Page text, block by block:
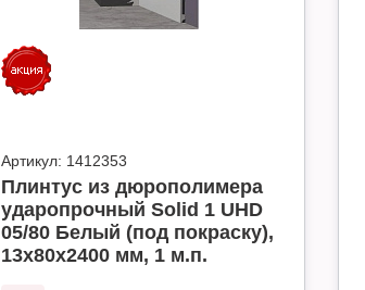
Артикул: 1412353
Плинтус из дюрополимера
ударопрочный Solid 1 UHD
05/80 Белый (под покраску),
13х80х2400 мм, 1 м.п.